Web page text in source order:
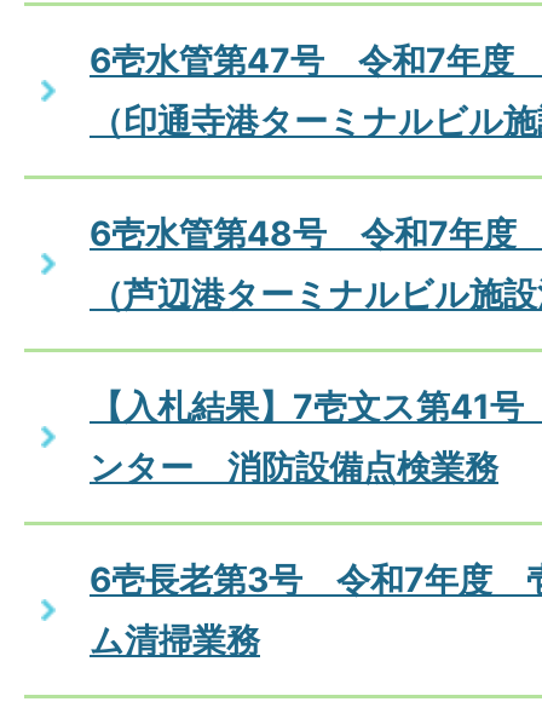
6壱水管第47号 令和7年度
（印通寺港ターミナルビル
6壱水管第48号 令和7年度
（芦辺港ターミナルビル施
【入札結果】7壱文ス第41
ンター 消防設備点検業務
6壱長老第3号 令和7年度
ム清掃業務